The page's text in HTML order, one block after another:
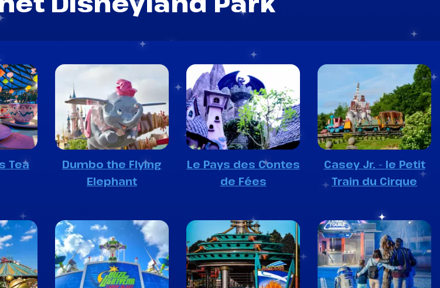
Tea
Dumbo the Flying
Elephant
Le Pays des Contes
de Fées
Casey Jr. - le Petit
Train du Cirque